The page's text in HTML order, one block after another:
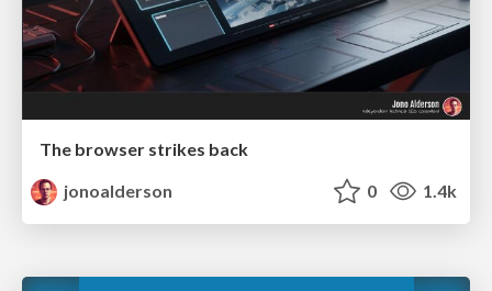
The browser strikes back
jonoalderson
0 1.4k